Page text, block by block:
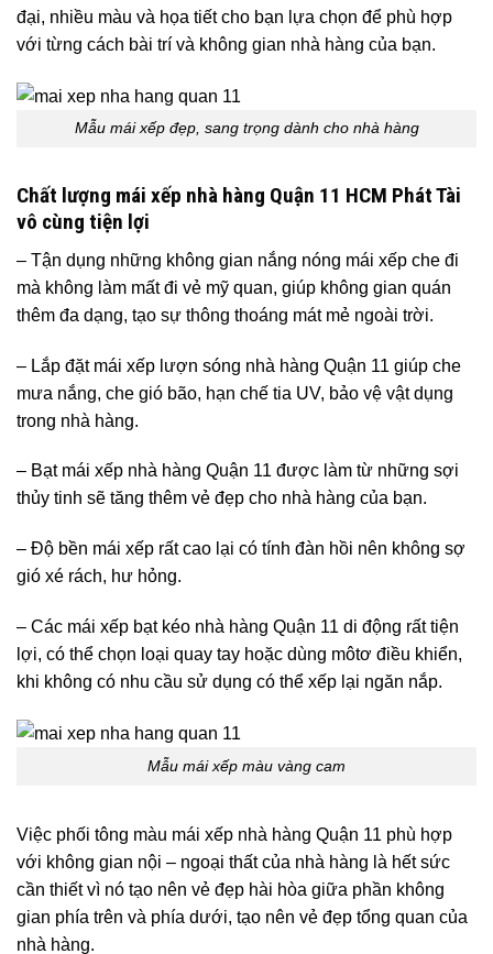
đại, nhiều màu và họa tiết cho bạn lựa chọn để phù hợp
với từng cách bài trí và không gian nhà hàng của bạn.
Mẫu mái xếp đẹp, sang trọng dành cho nhà hàng
Chất lượng mái xếp nhà hàng Quận 11 HCM Phát Tài
vô cùng tiện lợi
– Tận dụng những không gian nắng nóng mái xếp che đi
mà không làm mất đi vẻ mỹ quan, giúp không gian quán
thêm đa dạng, tạo sự thông thoáng mát mẻ ngoài trời.
– Lắp đặt mái xếp lượn sóng nhà hàng Quận 11 giúp che
mưa nắng, che gió bão, hạn chế tia UV, bảo vệ vật dụng
trong nhà hàng.
– Bạt mái xếp nhà hàng Quận 11 được làm từ những sợi
thủy tinh sẽ tăng thêm vẻ đẹp cho nhà hàng của bạn.
– Độ bền mái xếp rất cao lại có tính đàn hồi nên không sợ
gió xé rách, hư hỏng.
– Các mái xếp bạt kéo nhà hàng Quận 11 di động rất tiện
lợi, có thể chọn loại quay tay hoặc dùng môtơ điều khiển,
khi không có nhu cầu sử dụng có thể xếp lại ngăn nắp.
Mẫu mái xếp màu vàng cam
Việc phối tông màu mái xếp nhà hàng Quận 11 phù hợp
với không gian nội – ngoại thất của nhà hàng là hết sức
cần thiết vì nó tạo nên vẻ đẹp hài hòa giữa phần không
gian phía trên và phía dưới, tạo nên vẻ đẹp tổng quan của
nhà hàng.